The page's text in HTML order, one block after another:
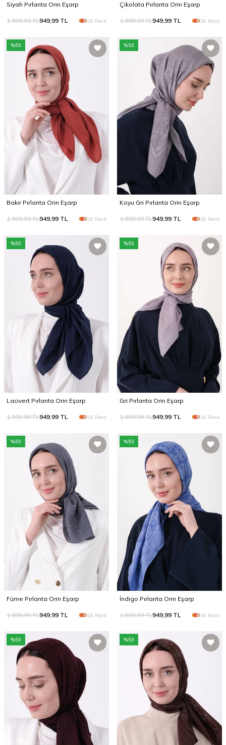
Siyah Pırlanta Orin Eşarp
1.999,99TL949,99 TL 16 Renk
Çikolata Pırlanta Orin Eşarp
1.999,99TL949,99 TL 16 Renk
%53
Bakır Pırlanta Orin Eşarp
1.999,99TL949,99 TL 16 Renk
%53
Koyu Gri Pırlanta Orin Eşarp
1.999,99TL949,99 TL 16 Renk
%53
Lacivert Pırlanta Orin Eşarp
1.999,99TL949,99 TL 16 Renk
%53
Gri Pırlanta Orin Eşarp
1.999,99TL949,99 TL 16 Renk
%53
Füme Pırlanta Orin Eşarp
1.999,99TL949,99 TL 16 Renk
%53
İndigo Pırlanta Orin Eşarp
1.999,99TL949,99 TL 16 Renk
%53 %53